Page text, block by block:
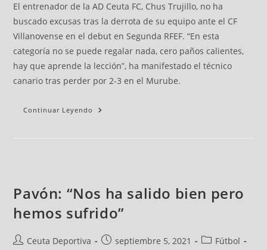
El entrenador de la AD Ceuta FC, Chus Trujillo, no ha
buscado excusas tras la derrota de su equipo ante el CF
Villanovense en el debut en Segunda RFEF. “En esta
categoría no se puede regalar nada, cero paños calientes,
hay que aprende la lección”, ha manifestado el técnico
canario tras perder por 2-3 en el Murube.
Continuar Leyendo
Pavón: “Nos ha salido bien pero
hemos sufrido”
Ceuta Deportiva septiembre 5, 2021
Fútbol